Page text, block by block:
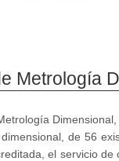
Metrología
de 56
el servicio de